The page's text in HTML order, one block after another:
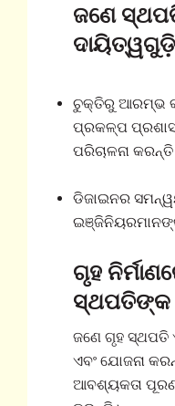
ଜଣେ
ଚୁକ୍ତିରୁ ଆରମ୍ଭ
ପ୍ରକଳ୍ପ
ପରିଚାଳନା
ଡିଜାଇନର
ଗୃହ
ସ୍ଥପତିଙ୍କ
ଜଣେ ଗୃହ ସ୍ଥପତି
ଏବଂ ଯୋଜନା
ଆବଶ୍ୟକତା